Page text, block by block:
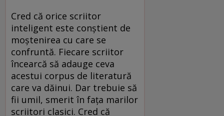
Cred că orice scriitor
inteligent este conştient de
moştenirea cu care se
confruntă. Fiecare scriitor
încearcă să adauge ceva
acestui corpus de literatură
care va dăinui. Dar trebuie să
fii umil, smerit în faţa marilor
scriitori clasici. Cred că